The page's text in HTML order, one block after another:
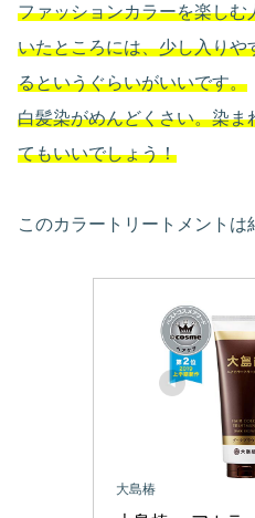
ファッションカラーを楽し
いたところには、少し入り
るというぐらいがいいです。
白髪染がめんどくさい。染
てもいいでしょう！
このカラートリートメントは
大島椿